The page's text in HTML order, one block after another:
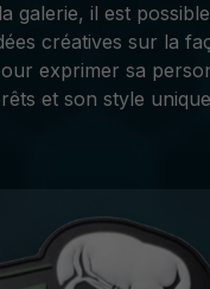
galerie, il est
créatives sur la
exprimer sa
et son style